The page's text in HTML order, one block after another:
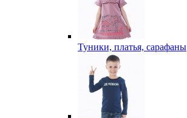
Туники, платья, сарафаны